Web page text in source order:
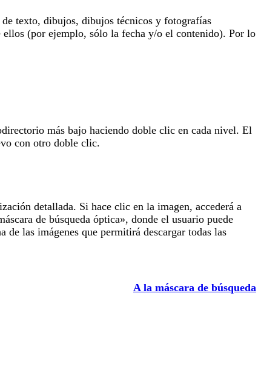
texto, dibujos, dibujos técnicos y fotografías
ellos (por ejemplo, sólo la fecha y/o el contenido). Por lo
más bajo haciendo doble clic en cada nivel. El
con otro doble clic.
detallada. Si hace clic en la imagen, accederá a
de búsqueda óptica», donde el usuario puede
de las imágenes que permitirá descargar todas las
A la máscara de búsqueda